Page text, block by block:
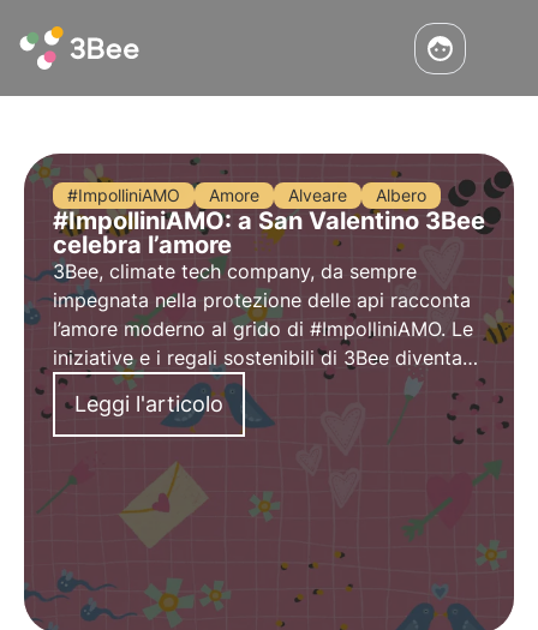
#ImpolliniAMO Amore Alveare Albero
#ImpolliniAMO: a San Valentino 3Bee
celebra l’amore
3Bee, climate tech company, da sempre
impegnata nella protezione delle api racconta
l’amore moderno al grido di #ImpolliniAMO. Le
iniziative e i regali sostenibili di 3Bee diventano
il simbolo del vero concetto di amore, un
amore universalmente inteso verso il pianeta
Terra.
Leggi l'articolo